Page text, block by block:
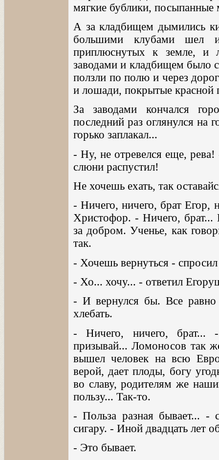
мягкие бублики, посыпанные
А за кладбищем дымились
большими клубами шел
приплюснутых к земле, и
заводами и кладбищем было
ползли по полю и через
и лошади, покрытые красной
За заводами кончался
последний раз оглянулся на
горько заплакал...
- Ну, не отревелся еще,
слюни распустил!
Не хочешь ехать, так
- Ничего, ничего, брат Егор,
Христофор. - Ничего,
за добром. Ученье, как
так.
- Хочешь вернуться -
- Хо... хочу... - ответил
- И вернулся бы. Все равно
хлебать.
- Ничего, ничего,
призывай... Ломоносов так
вышел человек на всю
верой, дает плоды, богу
во славу, родителям же
пользу... Так-то.
- Польза разная бывает... -
сигару. - Иной двадцать лет
- Это бывает.